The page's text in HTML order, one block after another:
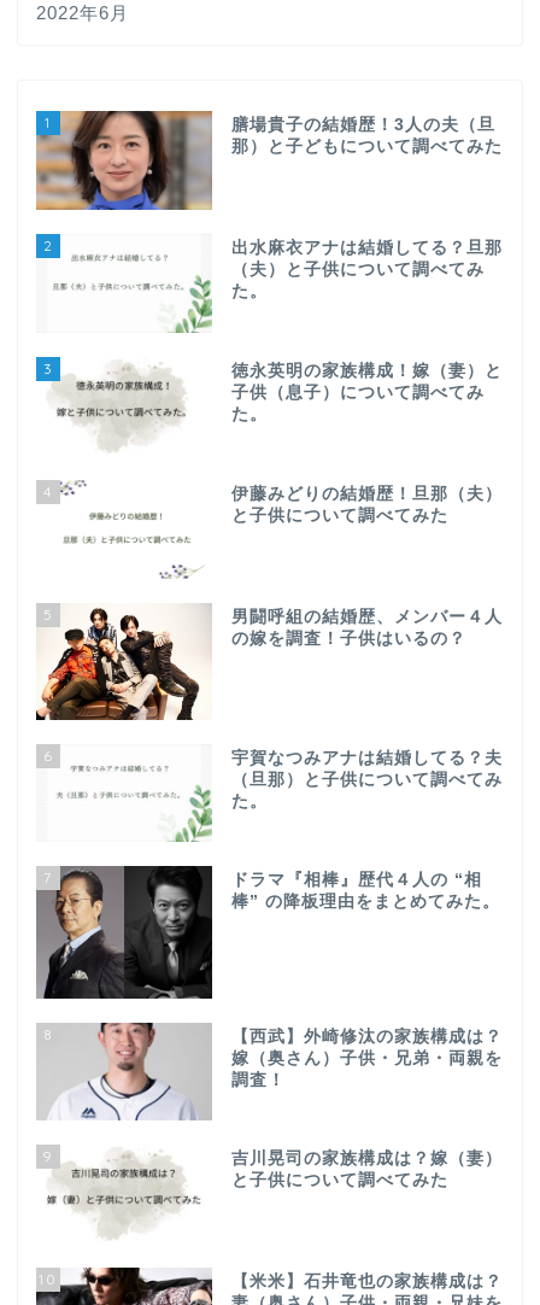
2022年6月
1
膳場貴子の結婚歴！3人の夫（旦
那）と子どもについて調べてみた
2
出水麻衣アナは結婚してる？旦那
（夫）と子供について調べてみ
た。
3
徳永英明の家族構成！嫁（妻）と
子供（息子）について調べてみ
た。
4
伊藤みどりの結婚歴！旦那（夫）
と子供について調べてみた
5
男闘呼組の結婚歴、メンバー４人
の嫁を調査！子供はいるの？
6
宇賀なつみアナは結婚してる？夫
（旦那）と子供について調べてみ
た。
7
ドラマ『相棒』歴代４人の “相
棒” の降板理由をまとめてみた。
8
【西武】外崎修汰の家族構成は？
嫁（奥さん）子供・兄弟・両親を
調査！
9
吉川晃司の家族構成は？嫁（妻）
と子供について調べてみた
10
【米米】石井竜也の家族構成は？